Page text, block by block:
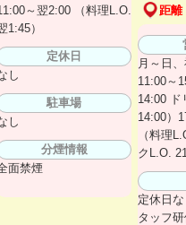
～翌2:00 （料理L.O.
1:45）
定休日
し
駐車場
し
分煙情報
面禁煙
距離
月～日
11:00～
14:00 ド
14:00）
（料理
クL.O.
定休日
タッフ